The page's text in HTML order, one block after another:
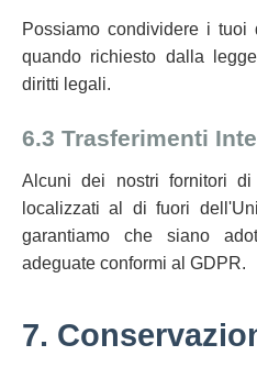
Possiamo condividere i
quando richiesto dalla
diritti legali.
6.3 Trasferimenti
Alcuni dei nostri fornitori di
localizzati al di fuori
garantiamo che siano
adeguate conformi al GDPR.
7.